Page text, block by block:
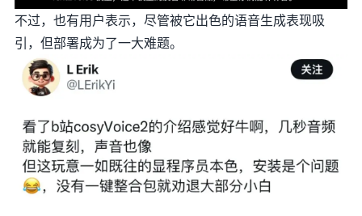
不过，也有用户表示，尽管被它出色的语音生成表现吸
引，但部署成为了一大难题。